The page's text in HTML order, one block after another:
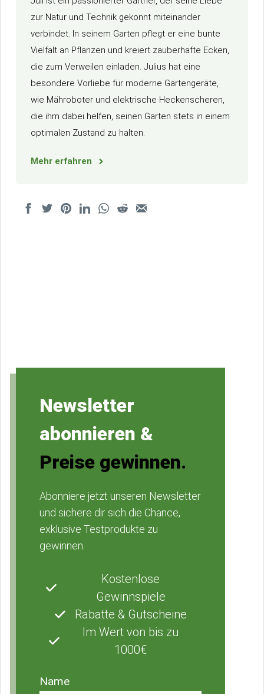
zur Natur und Technik gekonnt miteinander
verbindet. In seinem Garten pflegt er eine bunte
Vielfalt an Pflanzen und kreiert zauberhafte Ecken,
die zum Verweilen einladen. Julius hat eine
besondere Vorliebe für moderne Gartengeräte,
wie Mähroboter und elektrische Heckenscheren,
die ihm dabei helfen, seinen Garten stets in einem
optimalen Zustand zu halten.
Mehr erfahren
Newsletter
abonnieren &
Preise gewinnen.
Abonniere jetzt unseren Newsletter
und sichere dir sich die Chance,
exklusive Testprodukte zu
gewinnen.
Kostenlose
Gewinnspiele
Rabatte & Gutscheine
Im Wert von bis zu
1000€
Name